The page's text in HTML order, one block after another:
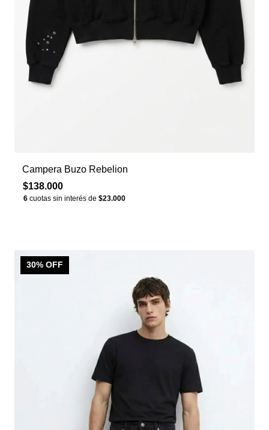
Campera Buzo Rebelion
$138.000
6 cuotas sin interés de $23.000
30% OFF